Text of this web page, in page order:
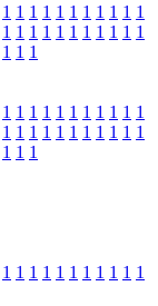
1 1 1 1 1 1 1 1 1 1 1
1 1 1 1 1 1 1 1 1 1 1
1 1 1
1 1 1 1 1 1 1 1 1 1 1
1 1 1 1 1 1 1 1 1 1 1
1 1 1
1 1 1 1 1 1 1 1 1 1 1